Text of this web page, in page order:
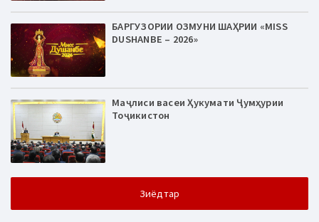
БАРГУЗОРИИ ОЗМУНИ ШАҲРИИ «MISS
DUSHANBE – 2026»
Маҷлиси васеи Ҳукумати Ҷумҳурии
Тоҷикистон
Зиёдтар